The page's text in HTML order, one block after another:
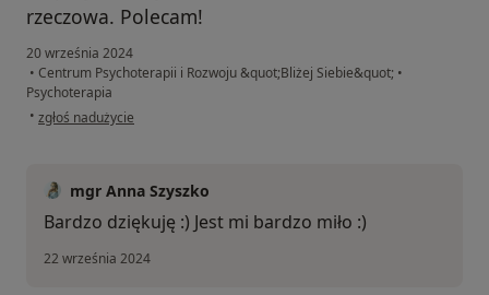
rzeczowa. Polecam!
20 września 2024
• Centrum Psychoterapii i Rozwoju &quot;Bliżej Siebie&quot; •
Psychoterapia
• w opinii użytkownika M.S
zgłoś nadużycie
mgr Anna Szyszko
Bardzo dziękuję :) Jest mi bardzo miło :)
22 września 2024